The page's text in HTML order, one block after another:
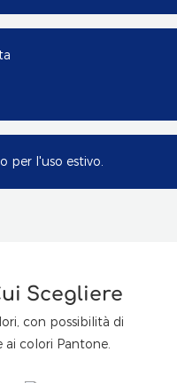
per l'uso estivo.
Scegliere
con possibilità di
ai colori Pantone.